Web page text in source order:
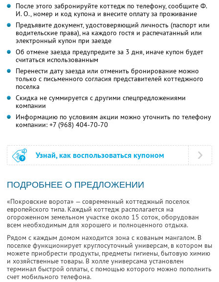
После этого забронируйте коттедж по телефону, сообщите Ф.
И. О., номер и код купона и внесите оплату за проживание
Предъявите документ, удостоверяющий личность (паспорт или
водительские права), на каждого гостя и распечатанный или
электронный купон при заезде
Об отмене заезда предупредите за 3 дня, иначе купон будет
считаться использованным
Перенести дату заезда или отменить бронирование можно
только с письменного согласия представителей коттеджного
поселка
Скидка не суммируется с другими спецпредложениями
компании
Информацию по условиям акции можно уточнить по телефону
компании: +7 (968) 404-70-70
Узнай, как воспользоваться купоном
ПОДРОБНЕЕ О ПРЕДЛОЖЕНИИ
«Покровские ворота» — современный коттеджный поселок
европейского типа. Каждый коттедж располагается на
огороженном земельном участке около 15 соток, оборудован
всем необходимым для хорошего и полноценного отдыха.
Рядом с каждым домом находится зона с кованым мангалом. В
поселке функционирует круглосуточный универсам, в котором вы
можете приобрести продукты, предметы гигиены, бытовую химию
и хозяйственные товары. В холле универсама установлен
терминал быстрой оплаты, с помощью которого можно пополнить
счет мобильного телефона.